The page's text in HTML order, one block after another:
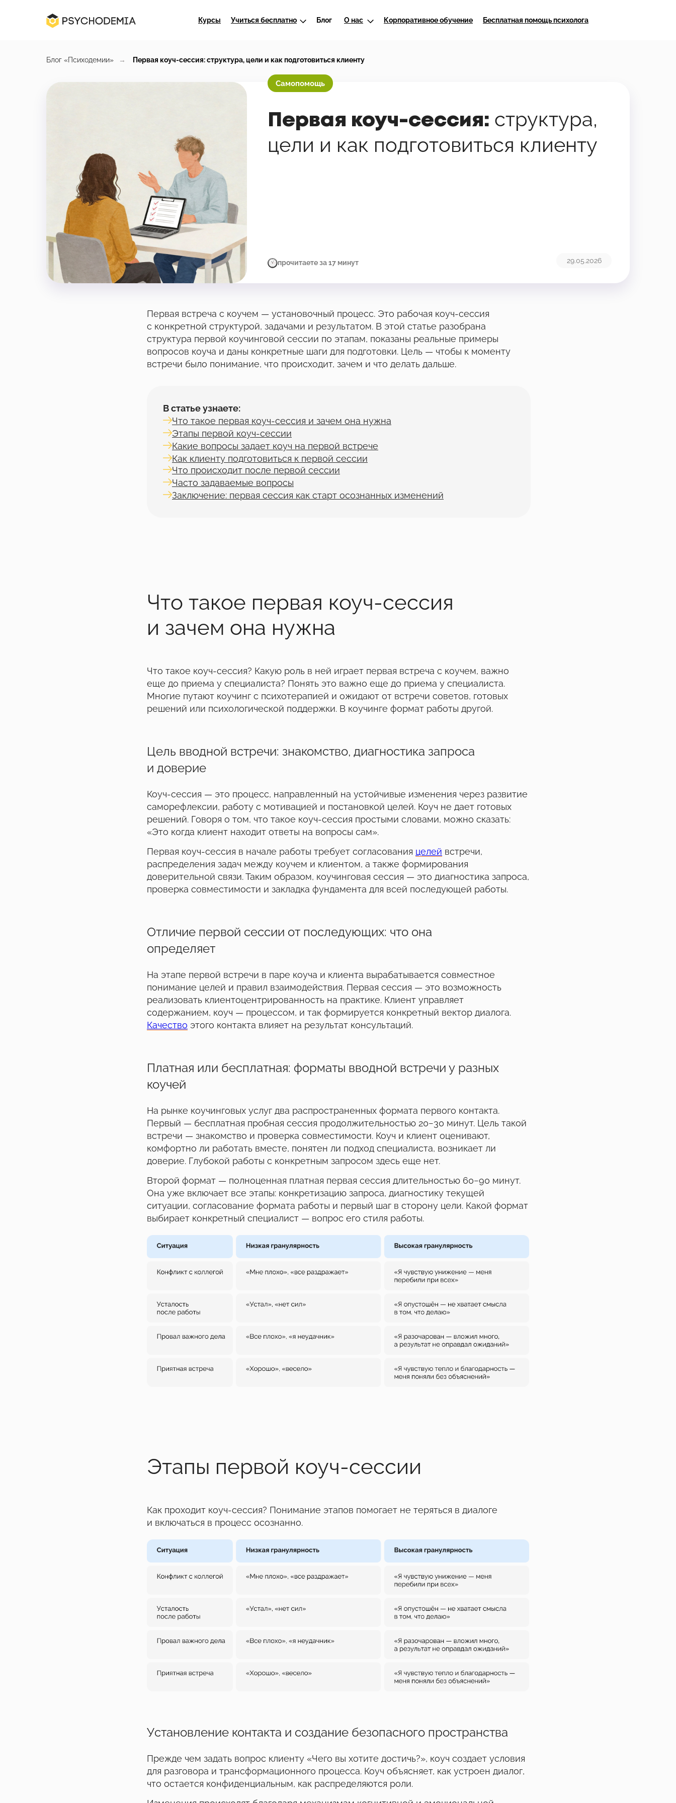
О нас
Курсы Учиться бесплатно Бесплатная помощь психолога
Блог Корпоративное обучение
Блог «Психодемии» → Первая коуч-сессия: структура, цели и как подготовиться клиенту
Первая коуч-сессия: структура,
цели и как подготовиться клиенту
прочитаете за 17 минут 29.05.2026
Самопомощь
Первая встреча с коучем — установочный процесс. Это рабочая коуч-сессия
с конкретной структурой, задачами и результатом. В этой статье разобрана
структура первой коучинговой сессии по этапам, показаны реальные примеры
вопросов коуча и даны конкретные шаги для подготовки. Цель — чтобы к моменту
встречи было понимание, что происходит, зачем и что делать дальше.
В статье узнаете:
Что такое первая коуч-сессия и зачем она нужна
Этапы первой коуч-сессии
Какие вопросы задает коуч на первой встрече
Как клиенту подготовиться к первой сессии
Что происходит после первой сессии
Часто задаваемые вопросы
Заключение: первая сессия как старт осознанных изменений
Что такое первая коуч-сессия
и зачем она нужна
Что такое коуч-сессия? Какую роль в ней играет первая встреча с коучем, важно
еще до приема у специалиста? Понять это важно еще до приема у специалиста.
Многие путают коучинг с психотерапией и ожидают от встречи советов, готовых
решений или психологической поддержки. В коучинге формат работы другой.
Цель вводной встречи: знакомство, диагностика запроса
и доверие
Коуч-сессия — это процесс, направленный на устойчивые изменения через развитие
саморефлексии, работу с мотивацией и постановкой целей. Коуч не дает готовых
решений. Говоря о том, что такое коуч-сессия простыми словами, можно сказать:
«Это когда клиент находит ответы на вопросы сам».
Первая коуч-сессия в начале работы требует согласования целей встречи,
распределения задач между коучем и клиентом, а также формирования
доверительной связи. Таким образом, коучинговая сессия — это диагностика запроса,
проверка совместимости и закладка фундамента для всей последующей работы.
Отличие первой сессии от последующих: что она
определяет
На этапе первой встречи в паре коуча и клиента вырабатывается совместное
понимание целей и правил взаимодействия. Первая сессия — это возможность
реализовать клиентоцентрированность на практике. Клиент управляет
содержанием, коуч — процессом, и так формируется конкретный вектор диалога.
Качество этого контакта влияет на результат консультаций.
Платная или бесплатная: форматы вводной встречи у разных
коучей
На рынке коучинговых услуг два распространенных формата первого контакта.
Первый — бесплатная пробная сессия продолжительностью 20−30 минут. Цель такой
встречи — знакомство и проверка совместимости. Коуч и клиент оценивают,
комфортно ли работать вместе, понятен ли подход специалиста, возникает ли
доверие. Глубокой работы с конкретным запросом здесь еще нет.
Второй формат — полноценная платная первая сессия длительностью 60−90 минут.
Она уже включает все этапы: конкретизацию запроса, диагностику текущей
ситуации, согласование формата работы и первый шаг в сторону цели. Какой формат
выбирает конкретный специалист — вопрос его стиля работы.
Этапы первой коуч-сессии
Как проходит коуч-сессия? Понимание этапов помогает не теряться в диалоге
и включаться в процесс осознанно.
Установление контакта и создание безопасного пространства
Прежде чем задать вопрос клиенту «Чего вы хотите достичь?», коуч создает условия
для разговора и трансформационного процесса. Коуч объясняет, как устроен диалог,
что остается конфиденциальным, как распределяются роли.